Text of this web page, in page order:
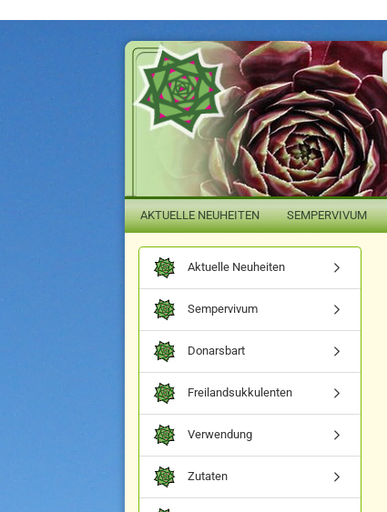
AKTUELLE NEUHEITEN SEMPERVIVUM
Aktuelle Neuheiten
Sempervivum
Donarsbart
Freilandsukkulenten
Verwendung
Zutaten